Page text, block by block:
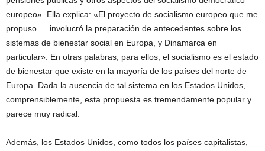
europeo». Ella explica: «El proyecto de socialismo europeo que me
propuso … involucró la preparación de antecedentes sobre los
sistemas de bienestar social en Europa, y Dinamarca en
particular». En otras palabras, para ellos, el socialismo es el estado
de bienestar que existe en la mayoría de los países del norte de
Europa. Dada la ausencia de tal sistema en los Estados Unidos,
comprensiblemente, esta propuesta es tremendamente popular y
parece muy radical.
Además, los Estados Unidos, como todos los países capitalistas,